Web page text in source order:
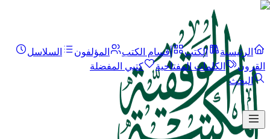
الرئيسية الكتب أقسام الكتب المؤلفون
السلاسل
القرون
الكلمات المفتاحية
كتبي المفضلة
البحث